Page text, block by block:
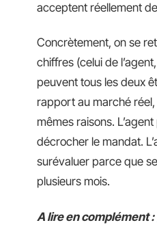
acceptent réellement
Concrètement, on se
chiffres (celui de
peuvent tous les deux
rapport au marché
mêmes raisons.
décrocher le mandat.
surévaluer parce que
plusieurs mois.
A lire en complément :